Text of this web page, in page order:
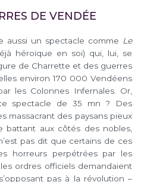
DE VENDÉE
aussi un spectacle comme Le
héroïque en soi) qui, lui, se
de Charrette et des guerres
environ 170 000 Vendéens
les Colonnes Infernales. Or,
spectacle de 35 mn ? Des
massacrant des paysans pieux
battant aux côtés des nobles,
pas dit que certains de ces
horreurs perpétrées par les
ordres officiels demandaient
pas à la révolution –